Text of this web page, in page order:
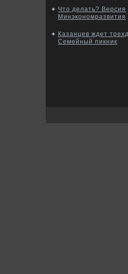
Что делать? Версия
Минэкономразвития
Казанцев ждет
Семейный пикник